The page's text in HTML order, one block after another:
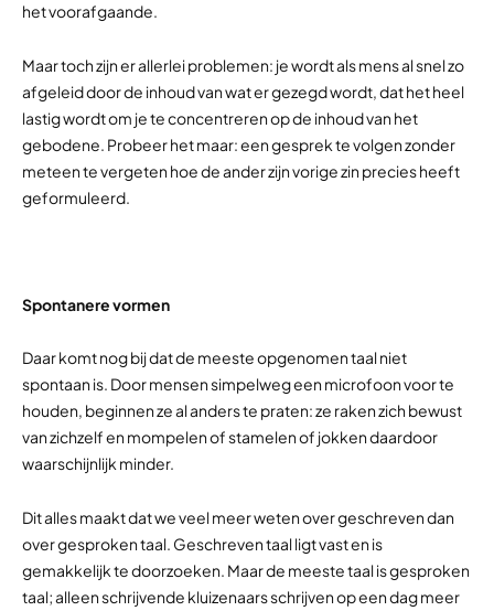
het voorafgaande.
Maar toch zijn er allerlei problemen: je wordt als mens al snel zo
afgeleid door de inhoud van wat er gezegd wordt, dat het heel
lastig wordt om je te concentreren op de inhoud van het
gebodene. Probeer het maar: een gesprek te volgen zonder
meteen te vergeten hoe de ander zijn vorige zin precies heeft
geformuleerd.
Spontanere vormen
Daar komt nog bij dat de meeste opgenomen taal niet
spontaan is. Door mensen simpelweg een microfoon voor te
houden, beginnen ze al anders te praten: ze raken zich bewust
van zichzelf en mompelen of stamelen of jokken daardoor
waarschijnlijk minder.
Dit alles maakt dat we veel meer weten over geschreven dan
over gesproken taal. Geschreven taal ligt vast en is
gemakkelijk te doorzoeken. Maar de meeste taal is gesproken
taal; alleen schrijvende kluizenaars schrijven op een dag meer